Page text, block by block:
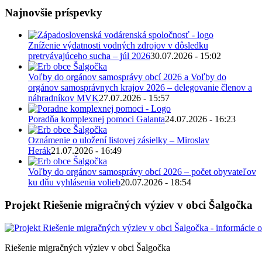
Najnovšie príspevky
Zníženie výdatnosti vodných zdrojov v dôsledku
pretrvávajúceho sucha – júl 202630.07.2026 - 15:02
Voľby do orgánov samosprávy obcí 2026 a Voľby do
orgánov samosprávnych krajov 2026 – delegovanie členov a
náhradníkov MVK27.07.2026 - 15:57
Poradňa komplexnej pomoci Galanta24.07.2026 - 16:23
Oznámenie o uložení listovej zásielky – Miroslav
Herák21.07.2026 - 16:49
Voľby do orgánov samosprávy obcí 2026 – počet obyvateľov
ku dňu vyhlásenia volieb20.07.2026 - 18:54
Projekt Riešenie migračných výziev v obci Šalgočka
Riešenie migračných výziev v obci Šalgočka